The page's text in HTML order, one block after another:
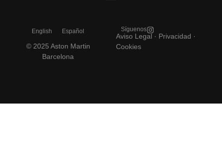
English Español
© 2025 Aston Martin
Barcelona
Síguenos
Aviso Legal· Privacidad ·
Cookies